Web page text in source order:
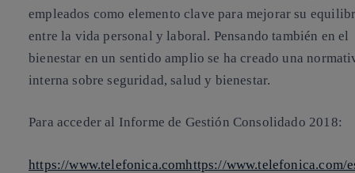
empleados como elemento clave para mejorar su
entre la vida personal y laboral. Pensando también en el
bienestar en un sentido amplio se ha creado una
interna sobre seguridad, salud y bienestar.
Para acceder al Informe de Gestión Consolidado 2018:
https://www.telefonica.comhttps://www.telefonica.com/